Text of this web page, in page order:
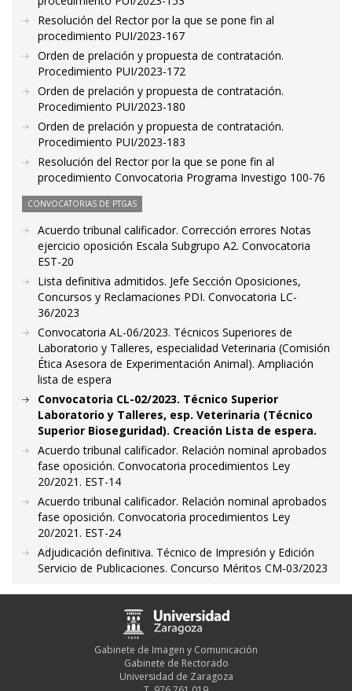
Resolución del Rector por la que se pone fin al
procedimiento PUI/2023-167
Orden de prelación y propuesta de contratación.
Procedimiento PUI/2023-172
Orden de prelación y propuesta de contratación.
Procedimiento PUI/2023-180
Orden de prelación y propuesta de contratación.
Procedimiento PUI/2023-183
Resolución del Rector por la que se pone fin al
procedimiento Convocatoria Programa Investigo 100-76
CONVOCATORIAS DE PTGAS
Acuerdo tribunal calificador. Corrección errores Notas
ejercicio oposición Escala Subgrupo A2. Convocatoria
EST-20
Lista definitiva admitidos. Jefe Sección Oposiciones,
Concursos y Reclamaciones PDI. Convocatoria LC-
36/2023
Convocatoria AL-06/2023. Técnicos Superiores de
Laboratorio y Talleres, especialidad Veterinaria (Comisión
Ética Asesora de Experimentación Animal). Ampliación
lista de espera
Convocatoria CL-02/2023. Técnico Superior
Laboratorio y Talleres, esp. Veterinaria (Técnico
Superior Bioseguridad). Creación Lista de espera.
Acuerdo tribunal calificador. Relación nominal aprobados
fase oposición. Convocatoria procedimientos Ley
20/2021. EST-14
Acuerdo tribunal calificador. Relación nominal aprobados
fase oposición. Convocatoria procedimientos Ley
20/2021. EST-24
Adjudicación definitiva. Técnico de Impresión y Edición
Servicio de Publicaciones. Concurso Méritos CM-03/2023
Gabinete de Imagen y Comunicación
Gabinete de Rectorado
Universidad de Zaragoza